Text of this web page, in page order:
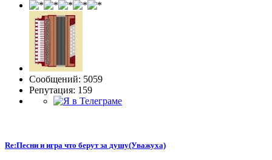
Сообщений: 5059
Репутация: 159
Re:Песни и игра что берут за душу(Уважуха)